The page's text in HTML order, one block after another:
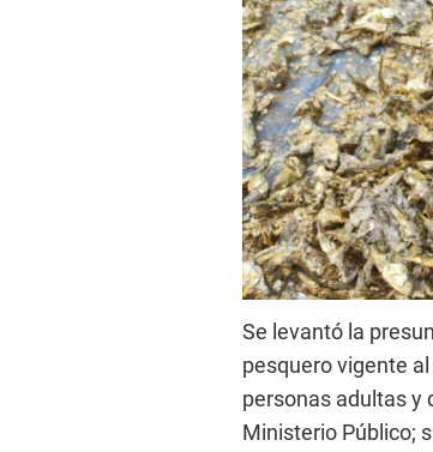
Se levantó la
pesquero vigente
personas adultas y
Ministerio Público;